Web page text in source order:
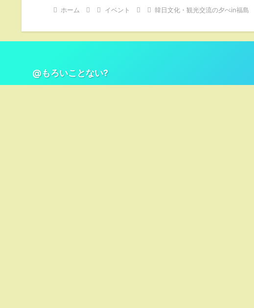
ホーム イベント 韓日文化・観光交流の夕べin福島
@もろいことない?